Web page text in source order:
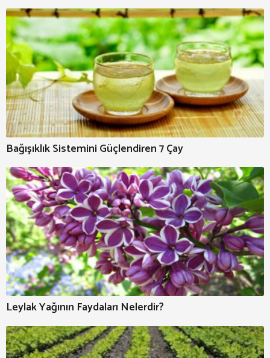
Bağışıklık Sistemini Güçlendiren 7 Çay
Leylak Yağının Faydaları Nelerdir?